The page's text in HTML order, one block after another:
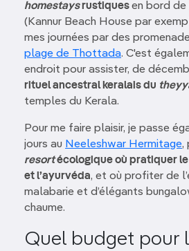
homestaysrustiquesen bord de
(Kannur Beach House par
mes journées par des
plage de Thottada. C'est
endroit pour assister, de
rituel ancestral keralais du
temples du Kerala.
Pour me faire plaisir, je passe
jours au Neeleshwar Hermitage,
resortécologique où pratiquer
et l’ayurvéda, et où profiter de
malabarie et d’élégants
chaume.
Quel budget pour